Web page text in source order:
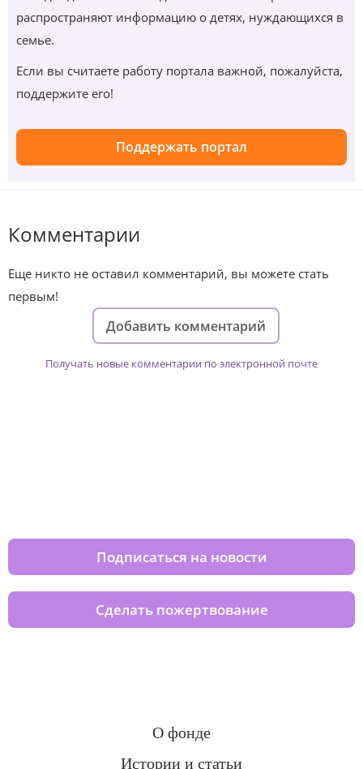
распространяют информацию о детях, нуждающихся в
семье.
Если вы считаете работу портала важной, пожалуйста,
поддержите его!
Поддержать портал
Комментарии
Еще никто не оставил комментарий, вы можете стать
первым!
Добавить комментарий
Получать новые комментарии по электронной почте
Подписаться на новости
Сделать пожертвование
О фонде
Истории и статьи